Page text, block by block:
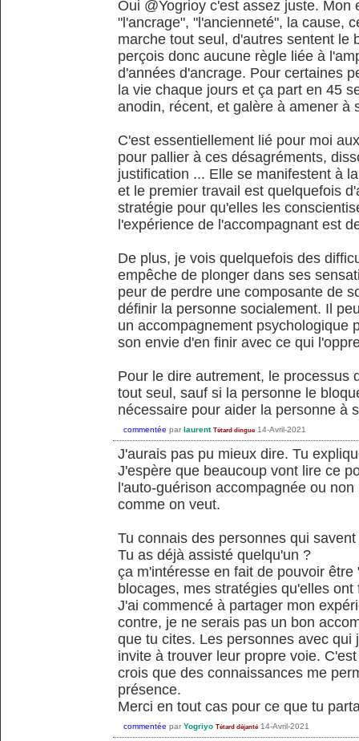
Oui @Yogrioy c'est assez juste.
"l'ancrage", "l'ancienneté", la cause,
marche tout seul, d'autres sentent le
perçois donc aucune règle liée à
d'années d'ancrage. Pour certaines
la vie chaque jours et ça part en 45
anodin, récent, et galère à amener à
C'est essentiellement lié pour moi
pour pallier à ces désagréments,
justification ... Elle se manifestent à
et le premier travail est quelquefois
stratégie pour qu'elles les
l'expérience de l'accompagnant est
De plus, je vois quelquefois des
empêche de plonger dans ses
peur de perdre une composante de
définir la personne socialement. Il
un accompagnement psychologique
son envie d'en finir avec ce qui
Pour le dire autrement, le processus
tout seul, sauf si la personne le
nécessaire pour aider la personne à
commentée par laurent Tétard dingue 14-Avril-2021
J'aurais pas pu mieux dire. Tu
J'espère que beaucoup vont lire ce
l'auto-guérison accompagnée ou
comme on veut.
Tu connais des personnes qui
Tu as déjà assisté quelqu'un ?
ça m'intéresse en fait de pouvoir
blocages, mes stratégies qu'elles
J'ai commencé à partager mon
contre, je ne serais pas un bon
que tu cites. Les personnes avec
invite à trouver leur propre voie.
crois que des connaissances me
présence.
Merci en tout cas pour ce que tu
commentée par Yogriyo Tétard déjanté 14-Avril-2021